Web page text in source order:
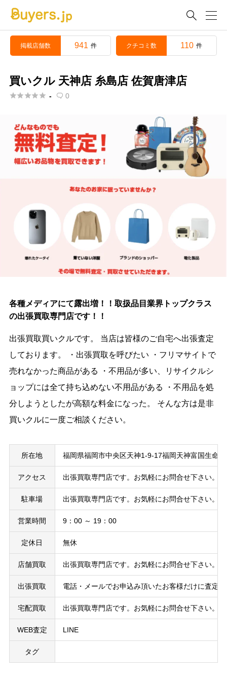

掲載店舗数 941 件 クチコミ数 110 件
買いクル 天神店 糸島店 佐賀唐津店
 -  0
各種メディアにて露出増！！取扱品目業界トップクラス
の出張買取専門店です！！
出張買取買いクルです。 当店は皆様のご自宅へ出張査定
しております。 ・出張買取を呼びたい ・フリマサイトで
売れなかった商品がある ・不用品が多い、リサイクルシ
ョップには全て持ち込めない不用品がある ・不用品を処
分しようとしたが高額な料金になった。 そんな方は是非
買いクルに一度ご相談ください。
所在地 福岡県福岡市中央区天神1-9-17福岡天神富国生命
アクセス 出張買取専門店です。お気軽にお問合せ下さい。
駐車場 出張買取専門店です。お気軽にお問合せ下さい。
営業時間 9：00 ～ 19：00
定休日 無休
店舗買取 出張買取専門店です。お気軽にお問合せ下さい。
出張買取 電話・メールでお申込み頂いたお客様だけに査定
宅配買取 出張買取専門店です。お気軽にお問合せ下さい。
WEB査定 LINE
タグ